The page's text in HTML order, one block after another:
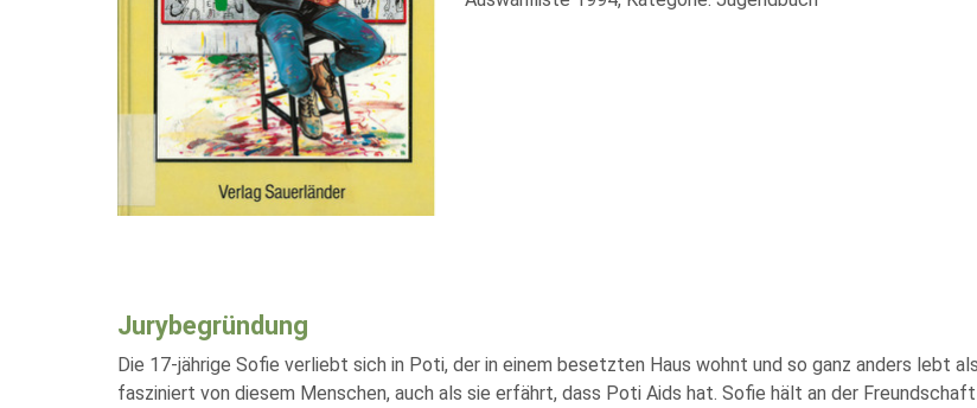
Jurybegründung
Die 17-jährige Sofie verliebt sich in Poti, der in einem besetzten Haus wohnt und so ganz anders lebt
fasziniert von diesem Menschen, auch als sie erfährt, dass Poti Aids hat. Sofie hält an der